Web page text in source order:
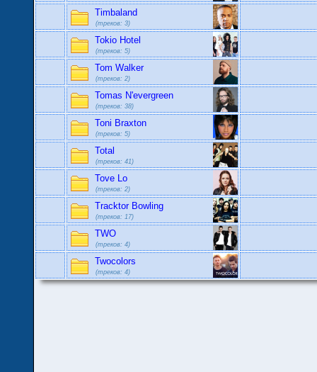
Timbaland
(треков: 3)
Tokio Hotel
(треков: 5)
Tom Walker
(треков: 2)
Tomas N'evergreen
(треков: 38)
Toni Braxton
(треков: 5)
Total
(треков: 41)
Tove Lo
(треков: 2)
Tracktor Bowling
(треков: 17)
TWO
(треков: 4)
Twocolors
(треков: 4)